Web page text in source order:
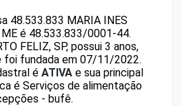
48.533.833 MARIA INES
é 48.533.833/0001-44.
FELIZ, SP, possui 3 anos,
foi fundada em 07/11/2022.
é ATIVA e sua principal
é Serviços de alimentação
- bufê.